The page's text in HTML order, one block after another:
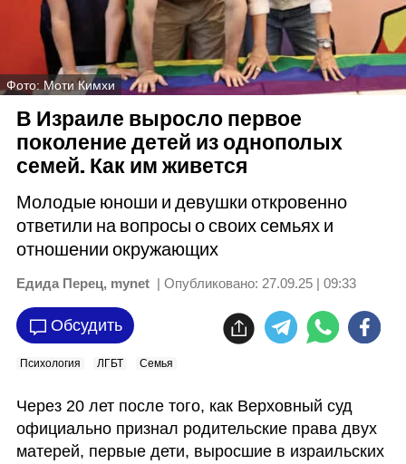
Фото: Моти Кимхи
В Израиле выросло первое
поколение детей из однополых
семей. Как им живется
Молодые юноши и девушки откровенно
ответили на вопросы о своих семьях и
отношении окружающих
Едида Перец, mynet | Опубликовано: 27.09.25 | 09:33
Обсудить
Психология ЛГБТ Семья
Через 20 лет после того, как Верховный суд
официально признал родительские права двух
матерей, первые дети, выросшие в израильских